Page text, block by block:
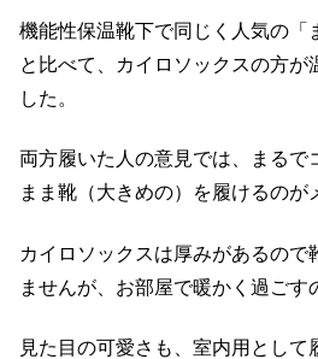
機能性保温靴下で同じく人気の「
と比べて、カイロソックスの方が
した。
両方履いた人の意見では、まるで
まま靴（大きめの）を履けるのが
カイロソックスは厚みがあるので
ませんが、お部屋で暖かく過ごす
見た目の可愛さも、室内用として